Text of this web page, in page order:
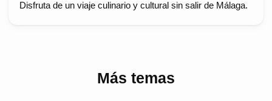
Disfruta de un viaje culinario y cultural sin salir de Málaga.
Más temas